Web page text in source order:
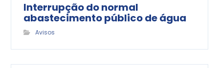
Interrupção do normal
abastecimento público de água
Avisos